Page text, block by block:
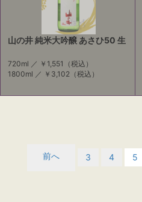
山の井 純米大吟醸 あさひ50 生
720ml ／ ￥1,551
（税込）
1800ml ／ ￥3,102 （税込）
前へ 3 4 5